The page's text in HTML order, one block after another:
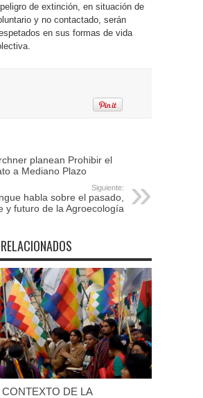
de extinción, en situación de
y no contactado, serán
en sus formas de vida
planean Prohibir el
a Mediano Plazo
Siguiente:
habla sobre el pasado,
y futuro de la Agroecología
CONTEXTO DE LA